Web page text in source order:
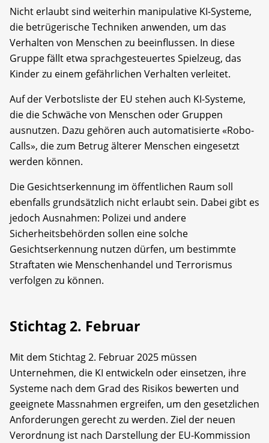
Nicht erlaubt sind weiterhin manipulative KI-Systeme,
die betrügerische Techniken anwenden, um das
Verhalten von Menschen zu beeinflussen. In diese
Gruppe fällt etwa sprachgesteuertes Spielzeug, das
Kinder zu einem gefährlichen Verhalten verleitet.
Auf der Verbotsliste der EU stehen auch KI-Systeme,
die die Schwäche von Menschen oder Gruppen
ausnutzen. Dazu gehören auch automatisierte «Robo-
Calls», die zum Betrug älterer Menschen eingesetzt
werden können.
Die Gesichtserkennung im öffentlichen Raum soll
ebenfalls grundsätzlich nicht erlaubt sein. Dabei gibt es
jedoch Ausnahmen: Polizei und andere
Sicherheitsbehörden sollen eine solche
Gesichtserkennung nutzen dürfen, um bestimmte
Straftaten wie Menschenhandel und Terrorismus
verfolgen zu können.
Stichtag 2. Februar
Mit dem Stichtag 2. Februar 2025 müssen
Unternehmen, die KI entwickeln oder einsetzen, ihre
Systeme nach dem Grad des Risikos bewerten und
geeignete Massnahmen ergreifen, um den gesetzlichen
Anforderungen gerecht zu werden. Ziel der neuen
Verordnung ist nach Darstellung der EU-Kommission